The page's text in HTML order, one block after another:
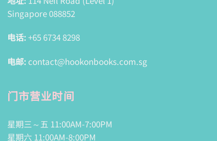
Singapore 088852
电话: +65 6734 8298
电邮: contact@hookonbooks.com.sg
门市营业时间
星期三～五 11:00AM-7:00PM
星期六 11:00AM-8:00PM